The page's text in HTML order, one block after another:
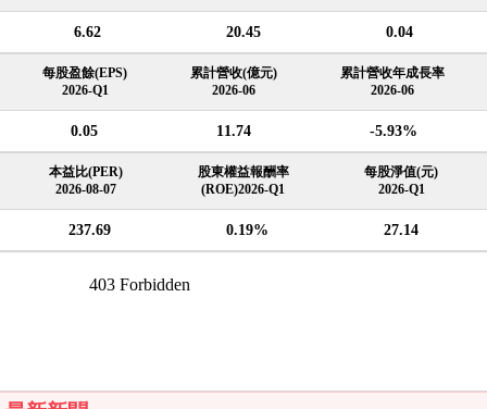
6.62 20.45 0.04
每股盈餘(EPS)
2026-Q1
累計營收(億元)
2026-06
累計營收年成長率
2026-06
0.05 11.74 -5.93%
本益比(PER)
2026-08-07
股東權益報酬率
(ROE)2026-Q1
每股淨值(元)
2026-Q1
237.69 0.19% 27.14